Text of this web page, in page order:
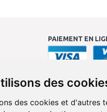
des
des cookies et d'autres
PAIEMENT EN